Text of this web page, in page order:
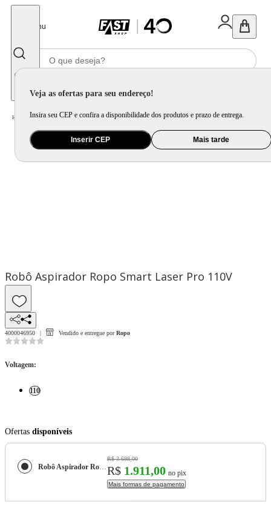
Menu
Veja as ofertas para seu endereço!
Insira seu CEP e confira a disponibilidade dos produtos e prazo de entrega.
Inserir CEP Mais tarde
Home Eletroportátil / Equipamento de Limpeza / Robô
Robô Aspirador Ropo Smart Laser Pro 110V
4000046950 Vendido e entregue por Ropo
Voltagem:
110
Ofertas disponíveis
Robô Aspirador Ropo Smart Laser Pro 110V
R$ 3.698,00
R$ 1.911,00 no pix
Mais formas de pagamento